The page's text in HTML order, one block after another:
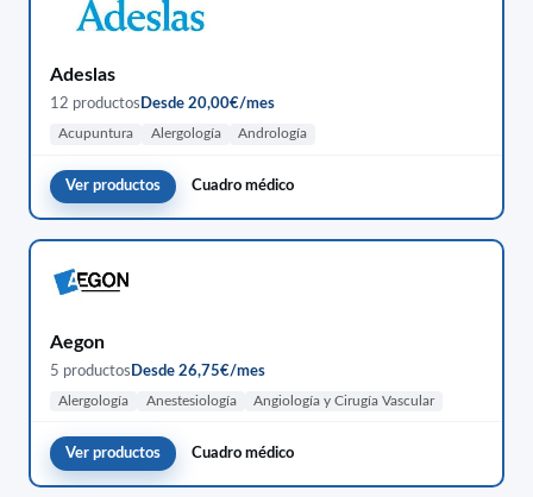
Adeslas
12 productos Desde 20,00€/mes
Acupuntura Alergología Andrología
Ver productos Cuadro médico
Aegon
5 productos Desde 26,75€/mes
Alergología Anestesiología Angiología y Cirugía Vascular
Ver productos Cuadro médico